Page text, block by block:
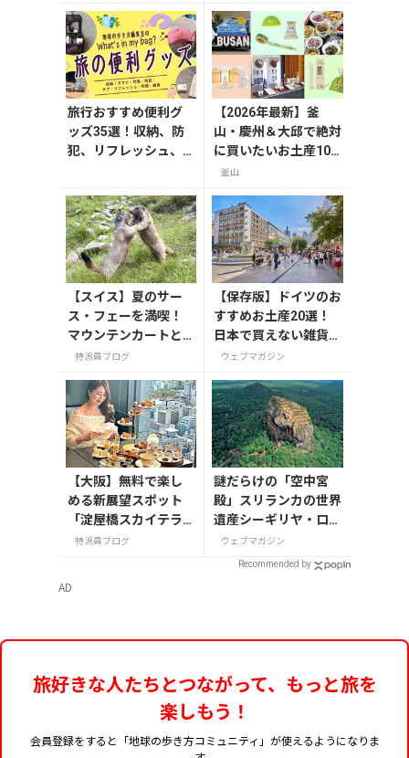
旅行おすすめ便利グ
ッズ35選！収納、防
犯、リフレッシュ、
物】
【2026年最新】釜
山・慶州＆大邱で絶対
に買いたいお土産10
選！
釜山
【スイス】夏のサー
ス・フェーを満喫！
マウンテンカートと
マーモット
特派員ブログ
【保存版】ドイツのお
すすめお土産20選！
日本で買えない雑貨か
らお菓子まで徹底紹介
ウェブマガジン
【大阪】無料で楽し
める新展望スポット
「淀屋橋スカイテラ
ス」と30階アフタヌ
特派員ブログ
謎だらけの「空中宮
殿」スリランカの世界
遺産シーギリヤ・ロッ
ク登頂に挑戦！
ウェブマガジン
Recommended by
AD
旅好きな人たちとつながって、もっと旅を
楽しもう！
会員登録をすると「地球の歩き方コミュニティ」が使えるようになりま